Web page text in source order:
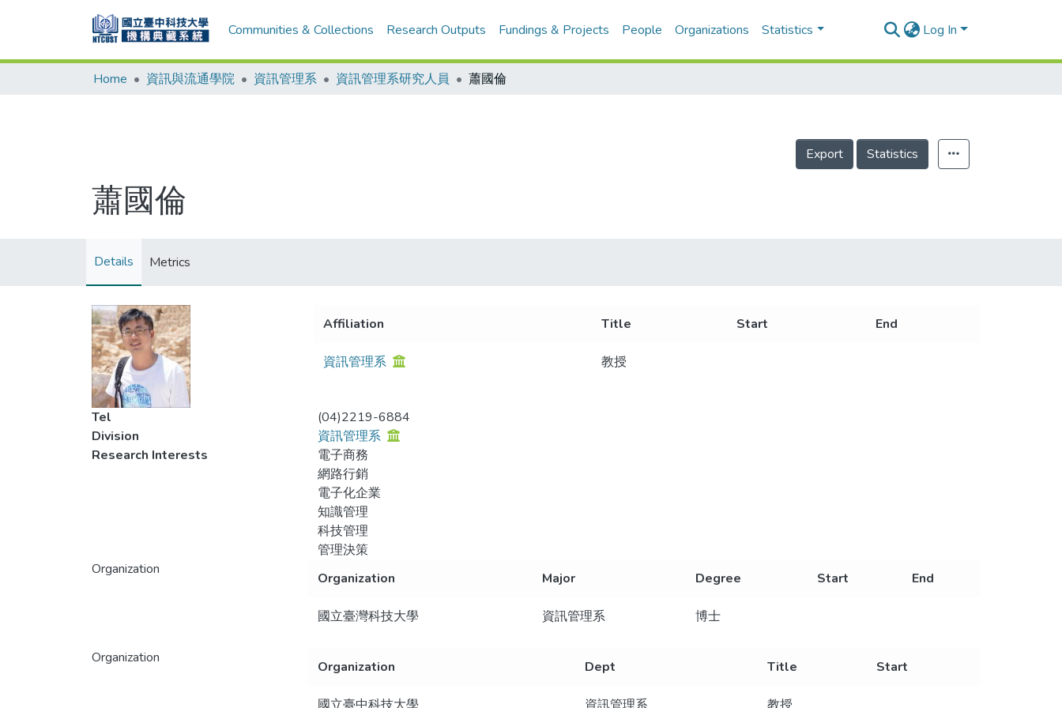
Communities & Collections Research Outputs Fundings & Projects People Organizations Statistics Log In
Home 資訊與流通學院 資訊管理系 資訊管理系研究人員 蕭國倫
Export Statistics
蕭國倫
Details Metrics
Affiliation Title Start End
資訊管理系 教授
Tel
(04)2219-6884
Division
資訊管理系
Research Interests
電子商務
網路行銷
電子化企業
知識管理
科技管理
管理決策
Organization
Organization Major Degree Start End
國立臺灣科技大學 資訊管理系 博士
Organization
Organization Dept Title Start